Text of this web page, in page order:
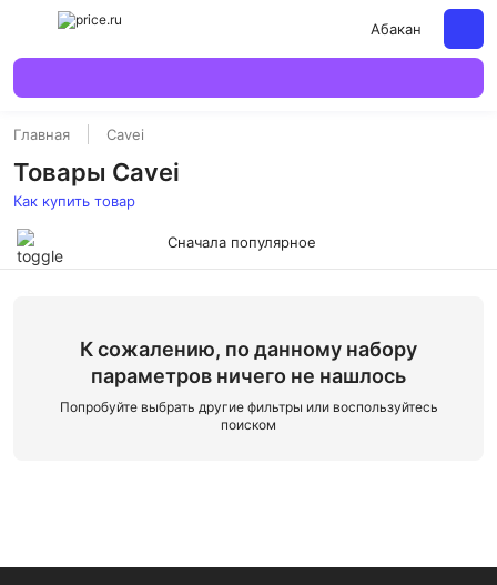
Абакан
Главная Cavei
Товары Cavei
Как купить товар
Сначала популярное
К сожалению, по данному набору
параметров ничего не нашлось
Попробуйте выбрать другие фильтры или воспользуйтесь
поиском